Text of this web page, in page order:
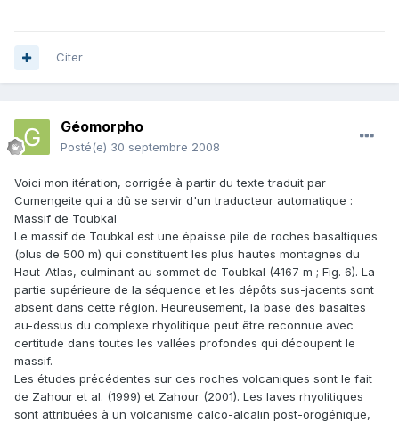
Citer
Géomorpho
Posté(e) 30 septembre 2008
Voici mon itération, corrigée à partir du texte traduit par
Cumengeite qui a dû se servir d'un traducteur automatique :
Massif de Toubkal
Le massif de Toubkal est une épaisse pile de roches basaltiques
(plus de 500 m) qui constituent les plus hautes montagnes du
Haut-Atlas, culminant au sommet de Toubkal (4167 m ; Fig. 6). La
partie supérieure de la séquence et les dépôts sus-jacents sont
absent dans cette région. Heureusement, la base des basaltes
au-dessus du complexe rhyolitique peut être reconnue avec
certitude dans toutes les vallées profondes qui découpent le
massif.
Les études précédentes sur ces roches volcaniques sont le fait
de Zahour et al. (1999) et Zahour (2001). Les laves rhyolitiques
sont attribuées à un volcanisme calco-alcalin post-orogénique,